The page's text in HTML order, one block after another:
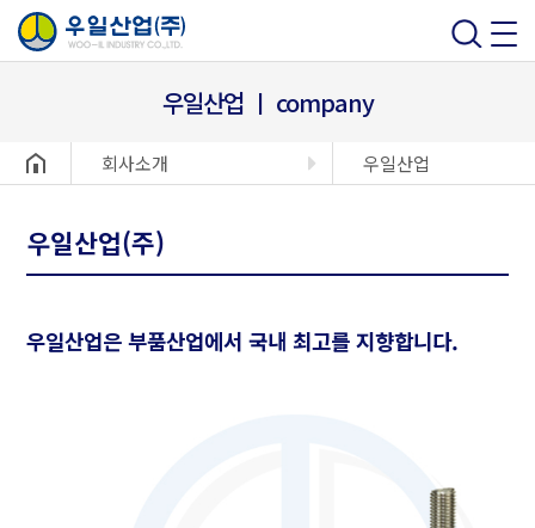
우일산업 ㅣ company
헤더설정 회사소개 우일산업
우일산업(주)
우일산업은 부품산업에서 국내 최고를 지향합니다.